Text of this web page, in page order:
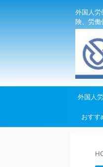
外国人労
険、労働
外国人
おすす